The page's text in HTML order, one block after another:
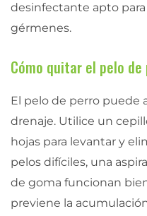
desinfectante apto
gérmenes.
Cómo quitar el pelo
El pelo de perro puede
drenaje. Utilice un
hojas para levantar y
pelos difíciles, una
de goma funcionan
previene la